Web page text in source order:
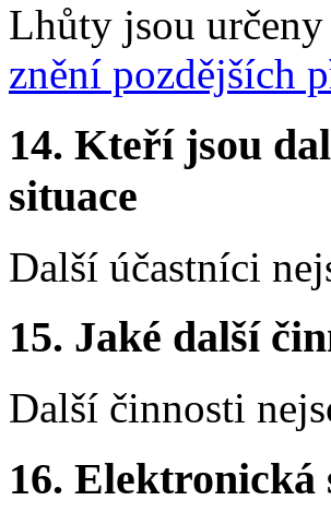
Lhůty jsou určeny
znění pozdějších
14. Kteří jsou
situace
Další účastníci
15. Jaké další
Další činnosti
16. Elektronická